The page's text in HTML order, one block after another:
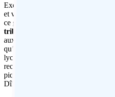
Excursion au marché tribal
et visite des villages traditionnels à
ce groupe ethnique est lors du
tribus Kondh
aux esprits de la nature : elles
qu’un homme puisse se transformer
lycanthropisme. Les membres de
reconnaissables aux tatouages ​​qui
pique nique par l’hôtel. À la fin de
Dîner et nuit.